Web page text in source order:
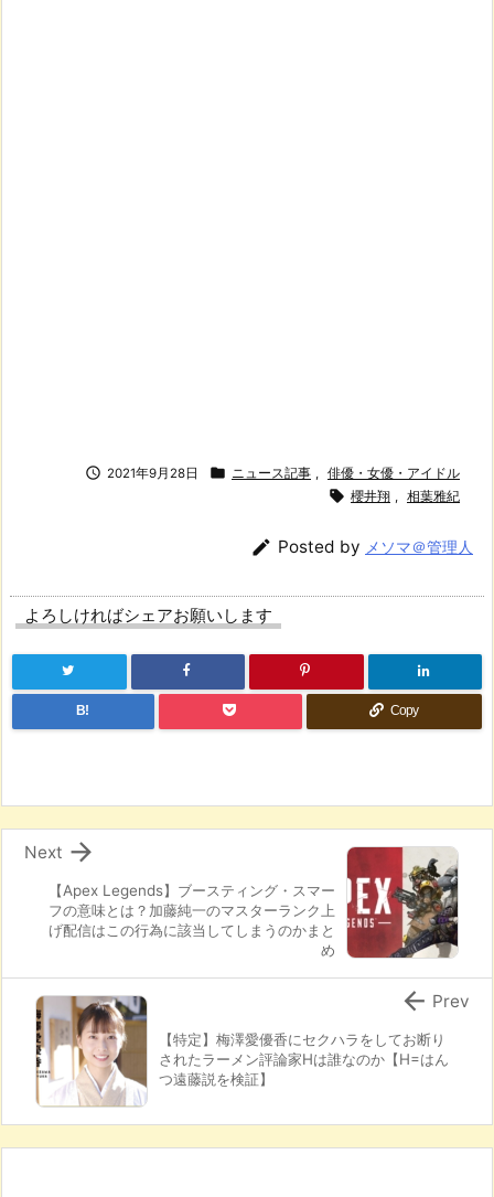
 2021年9月28日  ニュース記事 , 俳優・女優・アイドル
 櫻井翔 , 相葉雅紀
 Posted by メソマ＠管理人
よろしければシェアお願いします
B! Copy
【Apex Legends】ブースティング・スマー
フの意味とは？加藤純一のマスターランク上
げ配信はこの行為に該当してしまうのかまと
め

Next
【特定】梅澤愛優香にセクハラをしてお断り
されたラーメン評論家Hは誰なのか【H=はん
つ遠藤説を検証】
 Prev